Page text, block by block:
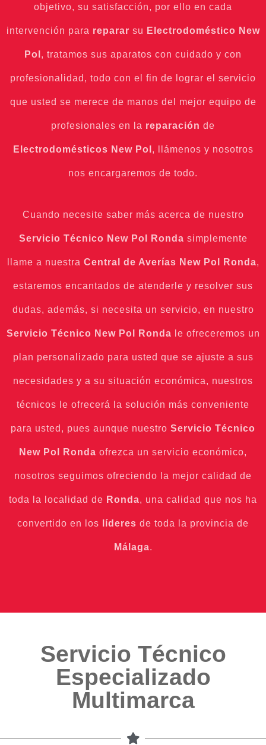
objetivo, su satisfacción, por ello en cada
intervención para reparar su Electrodoméstico New
Pol , tratamos sus aparatos con cuidado y con
profesionalidad, todo con el fin de lograr el servicio
que usted se merece de manos del mejor equipo de
profesionales en la reparación de
Electrodomésticos New Pol , llámenos y nosotros
nos encargaremos de todo.
Cuando necesite saber más acerca de nuestro
Servicio Técnico New Pol Ronda simplemente
llame a nuestra Central de Averías New Pol Ronda,
estaremos encantados de atenderle y resolver sus
dudas, además, si necesita un servicio, en nuestro
Servicio Técnico New Pol Ronda le ofreceremos un
plan personalizado para usted que se ajuste a sus
necesidades y a su situación económica, nuestros
técnicos le ofrecerá la solución más conveniente
para usted, pues aunque nuestro Servicio Técnico
New Pol Ronda ofrezca un servicio económico,
nosotros seguimos ofreciendo la mejor calidad de
toda la localidad de Ronda, una calidad que nos ha
convertido en los líderes de toda la provincia de
Málaga.
Servicio Técnico
Especializado
Multimarca